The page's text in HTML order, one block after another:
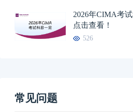
2026年CIMA考
点击查看！
526
常见问题